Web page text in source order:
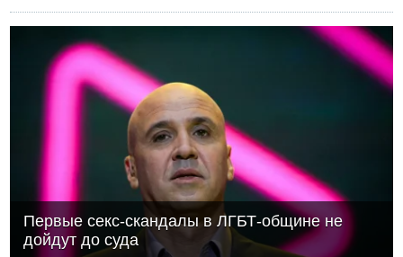
вакцинация их родителей.
Первые секс-скандалы в ЛГБТ-общине не
дойдут до суда